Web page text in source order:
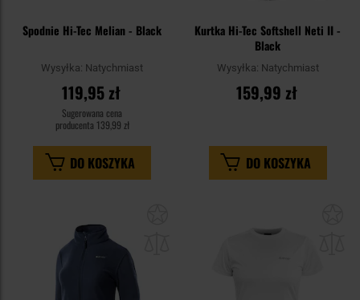
Spodnie Hi-Tec Melian - Black
Wysyłka: Natychmiast
119,95 zł
Sugerowana cena
producenta 139,99 zł
DO KOSZYKA
Kurtka Hi-Tec Softshell Neti II -
Black
Wysyłka: Natychmiast
159,99 zł
DO KOSZYKA